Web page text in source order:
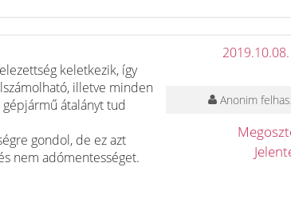
keletkezik, így
illetve minden
átalányt tud
gondol, de ez azt
nem adómentességet.
Anonim